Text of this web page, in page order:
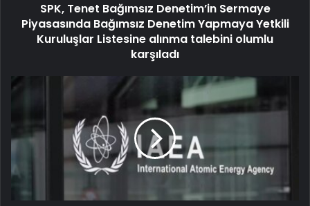
SPK, Tenet Bağımsız Denetim’in Sermaye
Piyasasında Bağımsız Denetim Yapmaya Yetkili
Kuruluşlar Listesine alınma talebini olumlu
karşıladı